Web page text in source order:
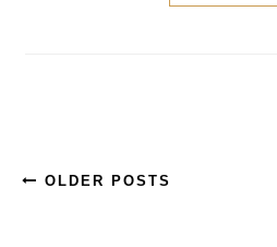
OLDER POSTS